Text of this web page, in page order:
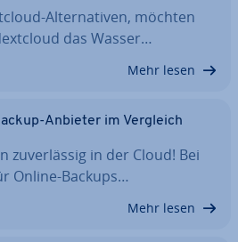
Al­ter­na­ti­ven, möchten
das Wasser…
Mehr lesen
Anbieter im Vergleich
zu­ver­läs­sig in der Cloud! Bei
Online-Backups…
Mehr lesen